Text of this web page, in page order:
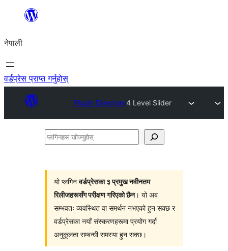
सामग्रीमा
नेपाली
वर्डप्रेस प्राप्त गर्नुहोस्
Plugin Directory4 Level Slider
प्लगिनहरू
यो प्लगिनवर्डप्रेसका ३ प्रमुख नवीनतम
रिलीजहरूसँग परीक्षण गरिएको छैन। यो अब
सम्भवतः व्यवस्थित वा समर्थन नभएको हुन सक्छ र
वर्डप्रेसका नयाँ संस्करणहरूमा प्रयोग गर्दा
अनुकूलता सम्बन्धी समस्या हुन सक्छ।